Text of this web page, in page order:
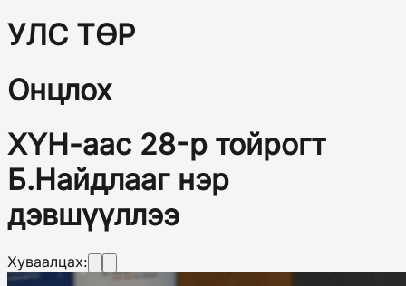
УЛС ТӨР
Онцлох
ХҮН-аас 28-р тойрогт
Б.Найдлааг нэр
дэвшүүллээ
Хуваалцах: